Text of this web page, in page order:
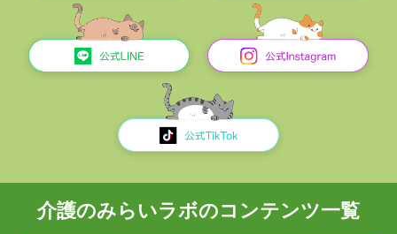
介護のみらいラボのコンテンツ一覧